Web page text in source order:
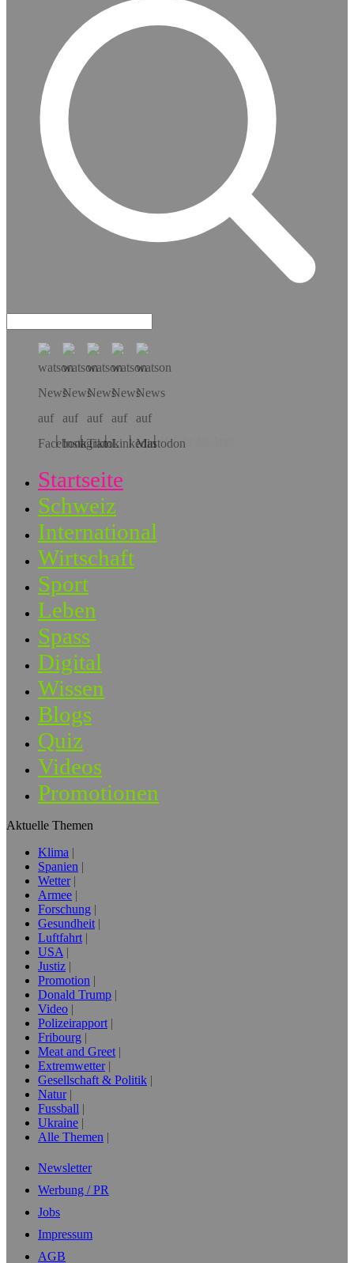
Hol dir die App!
Startseite
Schweiz
International
Wirtschaft
Sport
Leben
Spass
Digital
Wissen
Blogs
Quiz
Videos
Promotionen
Aktuelle Themen
Klima
Spanien
Wetter
Armee
Forschung
Gesundheit
Luftfahrt
USA
Justiz
Promotion
Donald Trump
Video
Polizeirapport
Fribourg
Meat and Greet
Extremwetter
Gesellschaft & Politik
Natur
Fussball
Ukraine
Alle Themen
Newsletter
Werbung / PR
Jobs
Impressum
AGB